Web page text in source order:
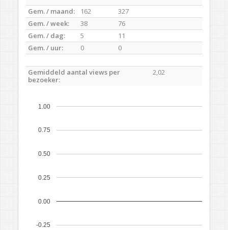
Gem. / maand: 162
327
Gem. / week:
38
76
Gem. / dag:
5
11
Gem. / uur:
0 0
Gemiddeld aantal views per
bezoeker:
2,02
-0.25
0.00
0.25
0.50
0.75
1.00